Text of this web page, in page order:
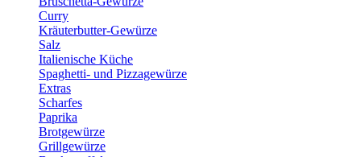
Curry
Kräuterbutter-Gewürze
Salz
Italienische Küche
Spaghetti- und Pizzagewürze
Extras
Scharfes
Paprika
Brotgewürze
Grillgewürze